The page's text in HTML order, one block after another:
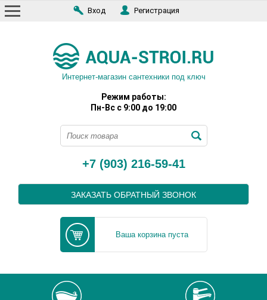
Вход Регистрация
Интернет-магазин сантехники под ключ
Режим работы:
Пн-Вс с 9:00 до 19:00
+7 (903) 216-59-41
ЗАКАЗАТЬ ОБРАТНЫЙ ЗВОНОК
Ваша корзина пуста